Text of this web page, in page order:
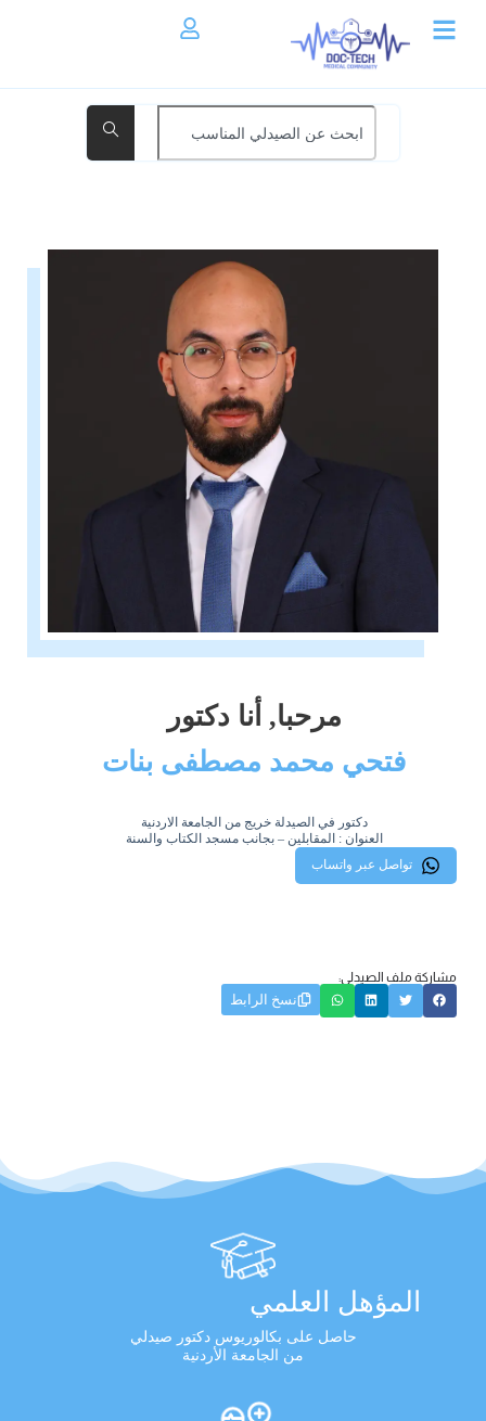
مرحبا, أنا دكتور
فتحي محمد مصطفى بنات
دكتور في الصيدلة خريج من الجامعة الاردنية
العنوان : المقابلين – بجانب مسجد الكتاب والسنة
تواصل عبر واتساب
مشاركة ملف الصيدلي:
نسخ الرابط
المؤهل العلمي
حاصل على بكالوريوس دكتور صيدلي
من الجامعة الأردنية